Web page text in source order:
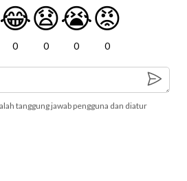
😂
0
😧
0
😭
0
😡
0
tanggung jawab pengguna dan diatur